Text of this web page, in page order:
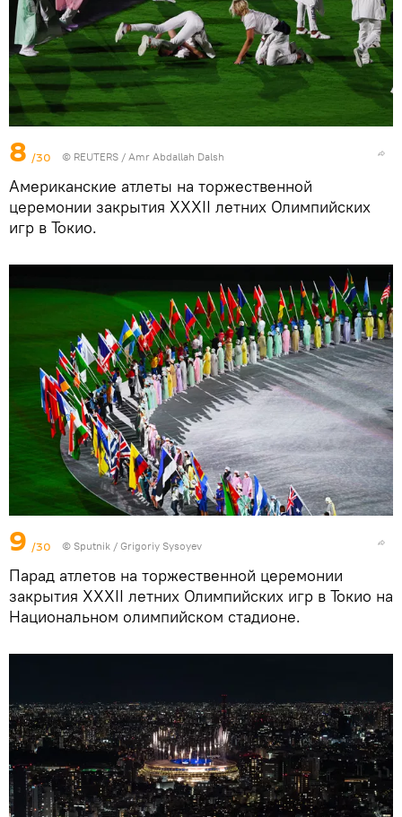
8 /30 © REUTERS / Amr Abdallah Dalsh
Американские атлеты на торжественной
церемонии закрытия XXXII летних Олимпийских
игр в Токио.
9 /30 © Sputnik / Grigoriy Sysoyev
Парад атлетов на торжественной церемонии
закрытия XXXII летних Олимпийских игр в Токио на
Национальном олимпийском стадионе.